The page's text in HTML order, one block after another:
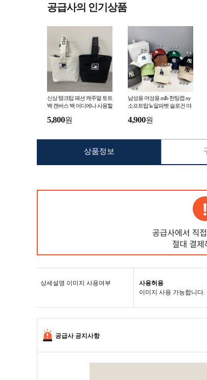
공급사의 인기상품
신상 탱크탑 패션 캐주얼 토트
백 캔버스 백 어디에나 사용할
백
5,800원
남성용 여성용 mlb 헌팅캡 ny
소프트탑 la 알파벳 슬로건 야
4,900원
상세설명 이미지 사용여부
사용허용
이미지 사용 가능합니다.
공급사 공지사항
상품정보